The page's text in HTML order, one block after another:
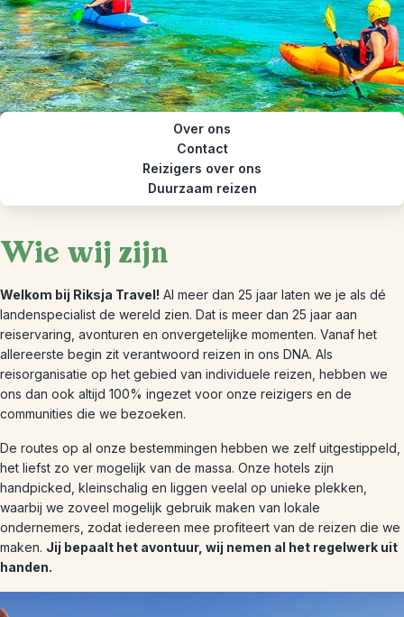
Over ons
Contact
Reizigers over ons
Duurzaam reizen
Wie wij zijn
Welkom bij Riksja Travel! Al meer dan 25 jaar laten we je als dé
landenspecialist de wereld zien. Dat is meer dan 25 jaar aan
reiservaring, avonturen en onvergetelijke momenten. Vanaf het
allereerste begin zit verantwoord reizen in ons DNA. Als
reisorganisatie op het gebied van individuele reizen, hebben we
ons dan ook altijd 100% ingezet voor onze reizigers en de
communities die we bezoeken.
De routes op al onze bestemmingen hebben we zelf uitgestippeld,
het liefst zo ver mogelijk van de massa. Onze hotels zijn
handpicked, kleinschalig en liggen veelal op unieke plekken,
waarbij we zoveel mogelijk gebruik maken van lokale
ondernemers, zodat iedereen mee profiteert van de reizen die we
maken. Jij bepaalt het avontuur, wij nemen al het regelwerk uit
handen.